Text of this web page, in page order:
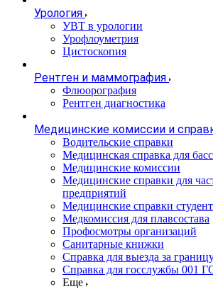
Урология
УВТ в урологии
Урофлоуметрия
Цистоскопия
Рентген и маммография
Флюорография
Рентген диагностика
Медицинские комиссии и
Водительские справки
Медицинская справка для
Медицинские комиссии
Медицинские справки для
предприятий
Медицинские справки
Медкомиссия для плавсостава
Профосмотры организаций
Санитарные книжки
Справка для выезда за
Справка для госслужбы 001
Еще